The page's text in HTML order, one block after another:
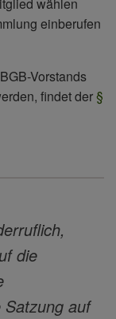
einberufen
Vorstands
findet der§
die
Satzung auf